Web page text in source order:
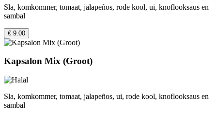
Sla, komkommer, tomaat, jalapeños, rode kool, ui, knoflooksaus en
sambal
€ 9.00
Kapsalon Mix (Groot)
Sla, komkommer, tomaat, jalapeños, ui, rode kool, knoflooksaus en
sambal